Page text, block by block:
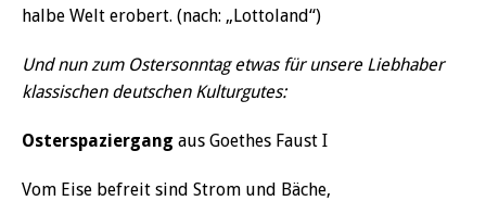
halbe Welt erobert. (nach: „Lottoland“)
Und nun zum Ostersonntag etwas für unsere Liebhaber
klassischen deutschen Kulturgutes:
Osterspaziergang aus Goethes Faust I
Vom Eise befreit sind Strom und Bäche,